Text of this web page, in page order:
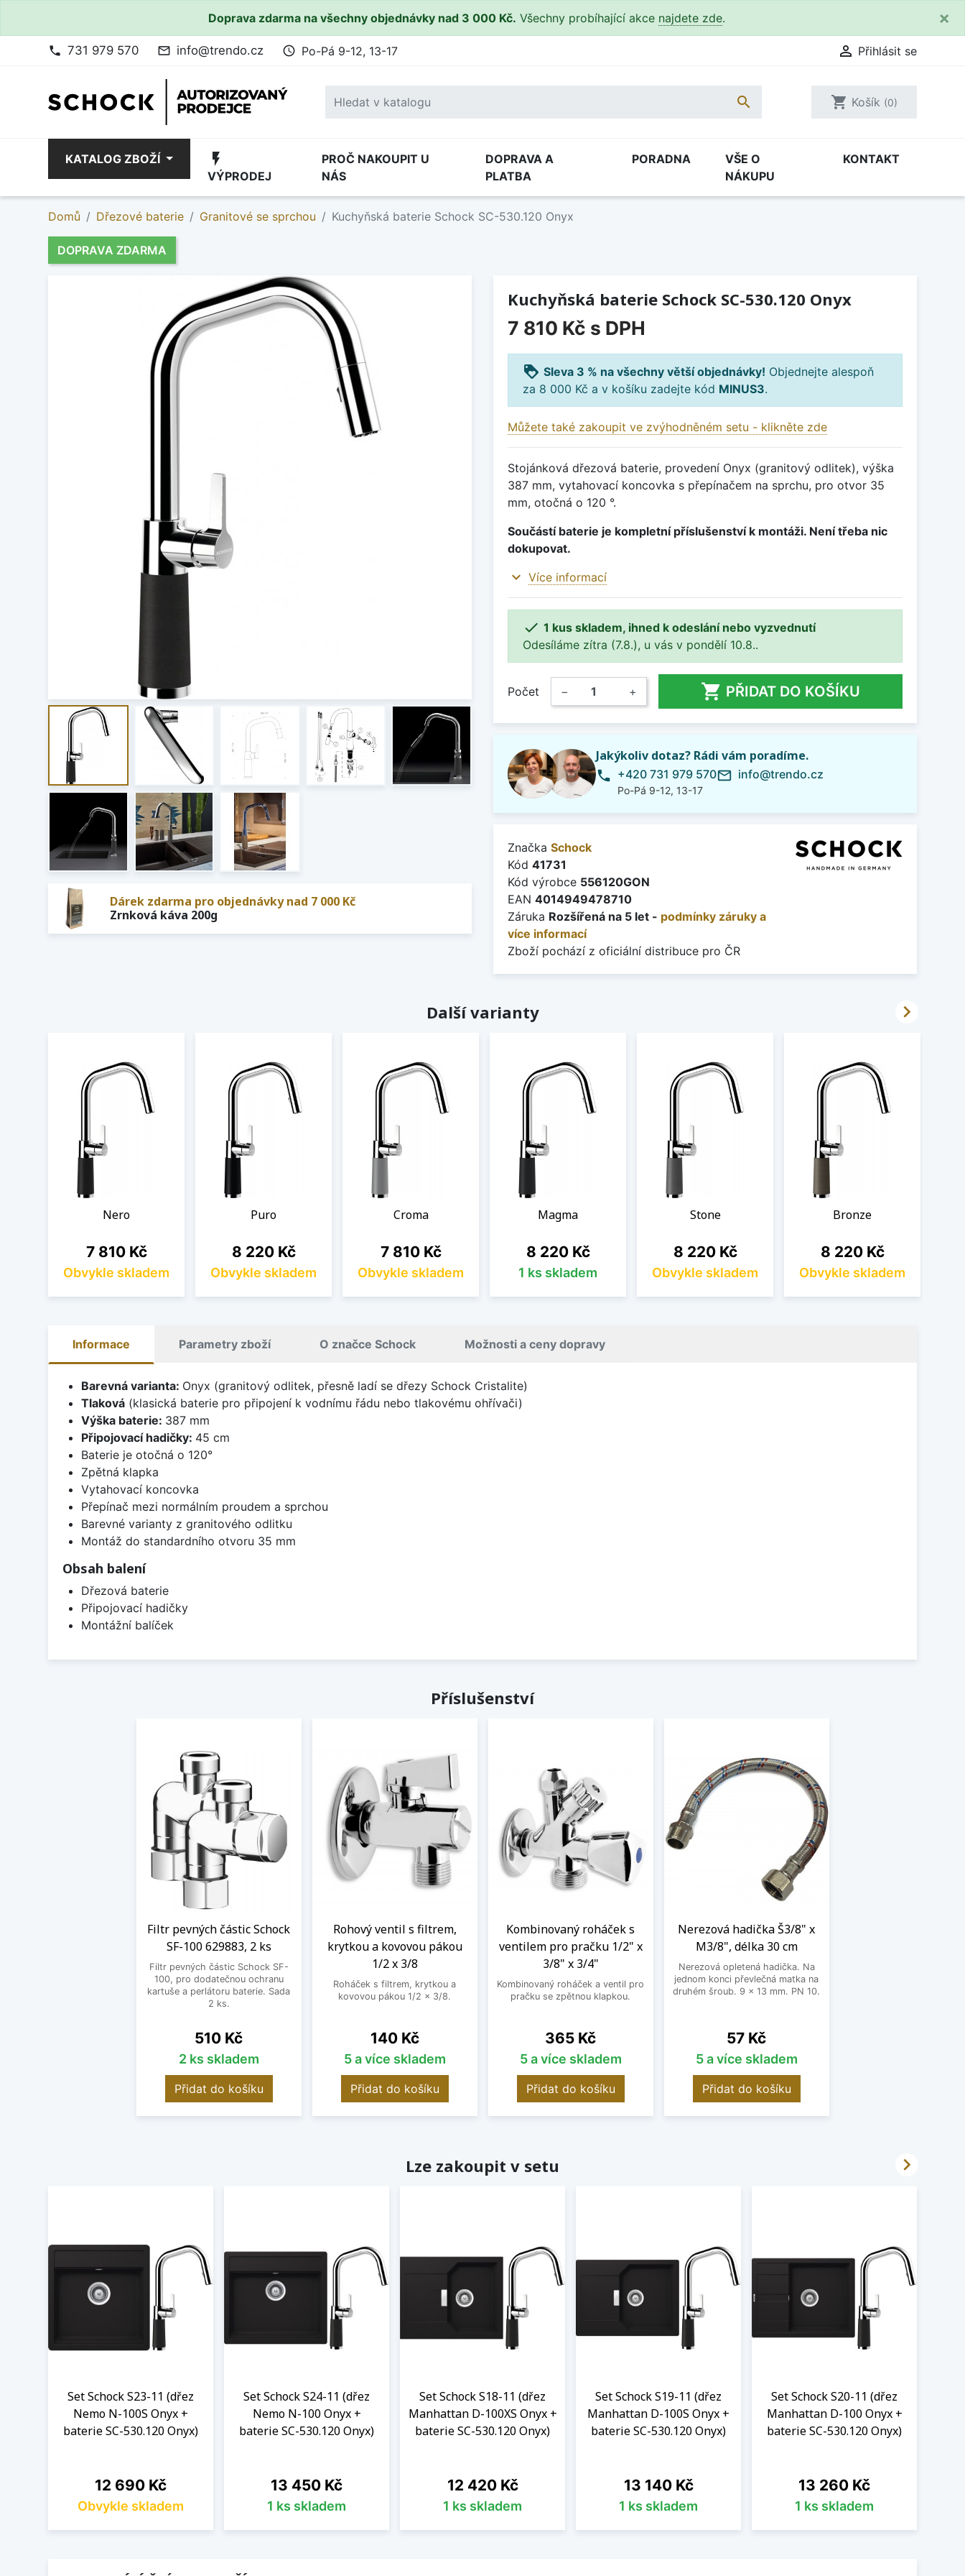
Doprava zdarma na všechny objednávky nad 3 000 Kč. Všechny probíhající akce najdete zde. ×
phone 731 979 570 mail_outline info@trendo.cz access_time Po-Pá 9-12, 13-17  Přihlásit se
 shopping_cart Košík (0)
KATALOG ZBOŽÍ flash_on
VÝPRODEJ
PROČ NAKOUPIT U
NÁS
DOPRAVA A
PLATBA
PORADNA
VŠE O
NÁKUPU
KONTAKT
Domů Dřezové baterie Granitové se sprchou Kuchyňská baterie Schock SC-530.120 Onyx
DOPRAVA ZDARMA
Dárek zdarma pro objednávky nad 7 000 Kč
Zrnková káva 200g
Kuchyňská baterie Schock SC-530.120 Onyx
7 810 Kč s DPH
loyalty Sleva 3 % na všechny větší objednávky! Objednejte alespoň
za 8 000 Kč a v košíku zadejte kód MINUS3.
Můžete také zakoupit ve zvýhodněném setu - klikněte zde
Stojánková dřezová baterie, provedení Onyx (granitový odlitek), výška
387 mm, vytahovací koncovka s přepínačem na sprchu, pro otvor 35
mm, otočná o 120 °.
Součástí baterie je kompletní příslušenství k montáži. Není třeba nic
dokupovat.
expand_more Více informací
 1 kus skladem, ihned k odeslání nebo vyzvednutí
Odesíláme zítra (7.8.), u vás v pondělí 10.8..
Počet − +  PŘIDAT DO KOŠÍKU
Jakýkoliv dotaz? Rádi vám poradíme.
phone +420 731 979 570
Po-Pá 9-12, 13-17
mail_outline info@trendo.cz
Značka Schock
Kód 41731
Kód výrobce 556120GON
EAN 4014949478710
Záruka Rozšířená na 5 let - podmínky záruky a
více informací
Zboží pochází z oficiální distribuce pro ČR
Další varianty
Nero
Cena
7 810 Kč
Obvykle skladem
Puro
Cena
8 220 Kč
Obvykle skladem
Croma
Cena
7 810 Kč
Obvykle skladem
Magma
Cena
8 220 Kč
1 ks skladem
Stone
Cena
8 220 Kč
Obvykle skladem
Bronze
Cena
8 220 Kč
Obvykle skladem

Informace Parametry zboží O značce Schock Možnosti a ceny dopravy
Barevná varianta: Onyx (granitový odlitek, přesně ladí se dřezy Schock Cristalite)
Tlaková(klasická baterie pro připojení k vodnímu řádu nebo tlakovému ohřívači)
Výška baterie: 387 mm
Připojovací hadičky: 45 cm
Baterie je otočná o 120°
Zpětná klapka
Vytahovací koncovka
Přepínač mezi normálním proudem a sprchou
Barevné varianty z granitového odlitku
Montáž do standardního otvoru 35 mm
Obsah balení
Dřezová baterie
Připojovací hadičky
Montážní balíček
Příslušenství
Filtr pevných částic Schock
SF-100 629883, 2 ks
Filtr pevných částic Schock SF-
100, pro dodatečnou ochranu
kartuše a perlátoru baterie. Sada
2 ks.
Cena
510 Kč
2 ks skladem
Přidat do košíku
Rohový ventil s filtrem,
krytkou a kovovou pákou
1/2 x 3/8
Roháček s filtrem, krytkou a
kovovou pákou 1/2 x 3/8.
Cena
140 Kč
5 a více skladem
Přidat do košíku
Kombinovaný roháček s
ventilem pro pračku 1/2" x
3/8" x 3/4"
Kombinovaný roháček a ventil pro
pračku se zpětnou klapkou.
Cena
365 Kč
5 a více skladem
Přidat do košíku
Nerezová hadička Š3/8" x
M3/8", délka 30 cm
Nerezová opletená hadička. Na
jednom konci převlečná matka na
druhém šroub. 9 x 13 mm. PN 10.
Cena
57 Kč
5 a více skladem
Přidat do košíku
Lze zakoupit v setu
Set Schock S23-11 (dřez
Nemo N-100S Onyx +
baterie SC-530.120 Onyx)
Cena
12 690 Kč
Obvykle skladem
Set Schock S24-11 (dřez
Nemo N-100 Onyx +
baterie SC-530.120 Onyx)
Cena
13 450 Kč
1 ks skladem
Set Schock S18-11 (dřez
Manhattan D-100XS Onyx +
baterie SC-530.120 Onyx)
Cena
12 420 Kč
1 ks skladem
Set Schock S19-11 (dřez
Manhattan D-100S Onyx +
baterie SC-530.120 Onyx)
Cena
13 140 Kč
1 ks skladem
Set Schock S20-11 (dřez
Manhattan D-100 Onyx +
baterie SC-530.120 Onyx)
Cena
13 260 Kč
1 ks skladem
